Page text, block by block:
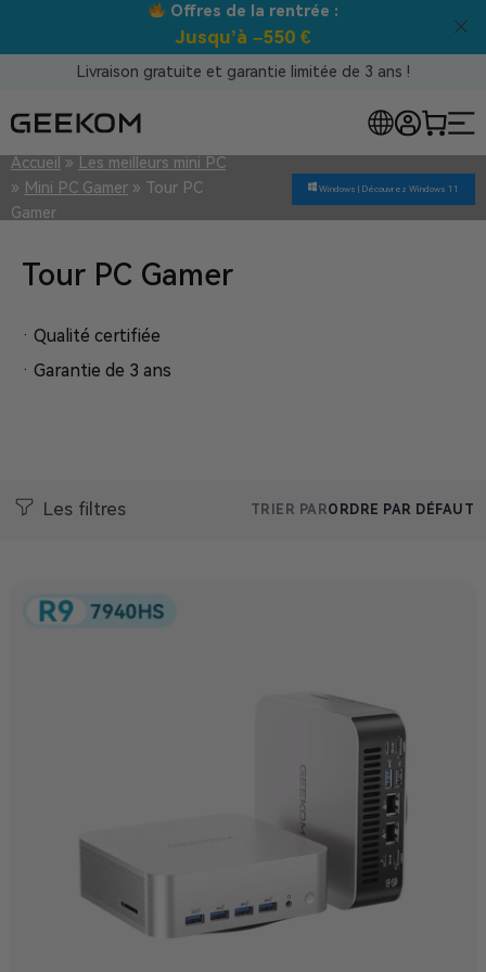
Offres de la rentrée :
Jusqu’à –550 €
Livraison gratuite et garantie limitée de 3 ans !
Accueil » Les meilleurs mini PC
» Mini PC Gamer » Tour PC
Gamer
Windows | Découvrez Windows 11
Tour PC Gamer
· Qualité certifiée
· Garantie de 3 ans
Les filtres TRIER PARORDRE PAR DÉFAUT